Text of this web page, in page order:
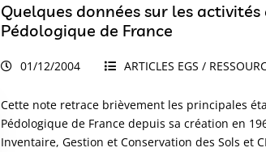
Quelques données sur les
Pédologique de France
01/12/2004 ARTICLES EGS /
Cette note retrace brièvement les principales
Pédologique de France depuis sa création en
Inventaire, Gestion et Conservation des Sols et